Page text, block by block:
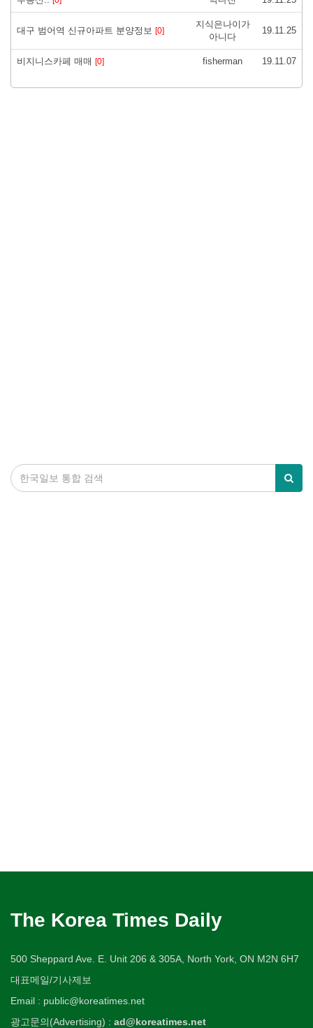
대구 범어역 신규아파트 분양정보 [0]
지식은나이가
아니다
19.11.25
비지니스카페 매매 [0] fisherman 19.11.07
The Korea Times Daily
500 Sheppard Ave. E. Unit 206 & 305A, North York, ON M2N 6H7
대표메일/기사제보
Email : public@koreatimes.net
광고문의(Advertising) : ad@koreatimes.net